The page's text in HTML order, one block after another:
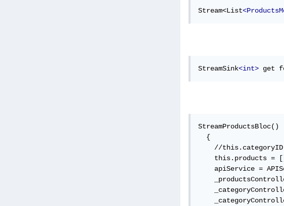
Stream<List
StreamSink<int> get
StreamProductsBloc()
  {
//
this.products =
apiService =